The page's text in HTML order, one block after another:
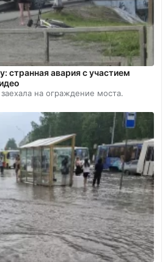
странная авария с участием
на ограждение моста.